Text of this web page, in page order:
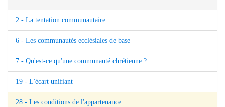
2 - La tentation communautaire
6 - Les communautés ecclésiales de base
7 - Qu'est-ce qu'une communauté chrétienne ?
19 - L'écart unifiant
28 - Les conditions de l'appartenance